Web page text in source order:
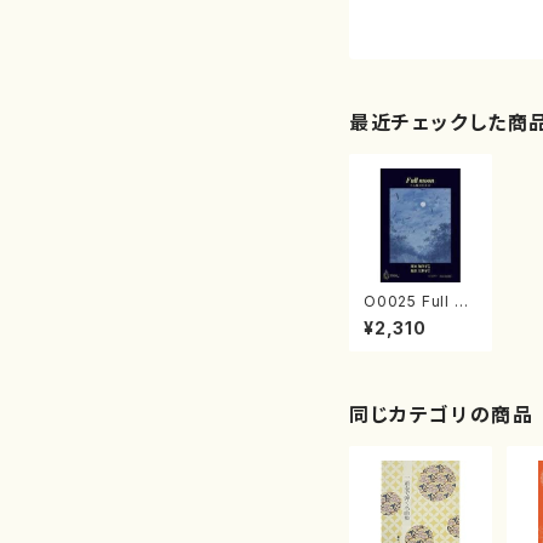
最近チェックした商
O0025 Full m
oon（箏ソロ/岡
田加津子/楽譜）
¥2,310
同じカテゴリの商品